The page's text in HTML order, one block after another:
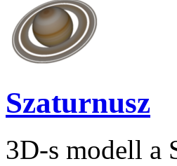
Szaturnusz
3D-s modell a